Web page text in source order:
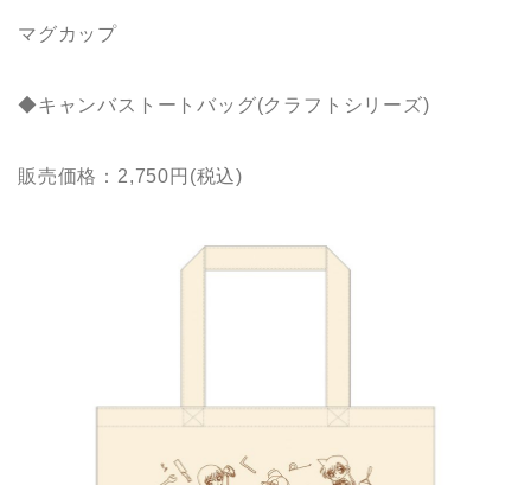
マグカップ
◆キャンバストートバッグ(クラフトシリーズ)
販売価格：2,750円(税込)